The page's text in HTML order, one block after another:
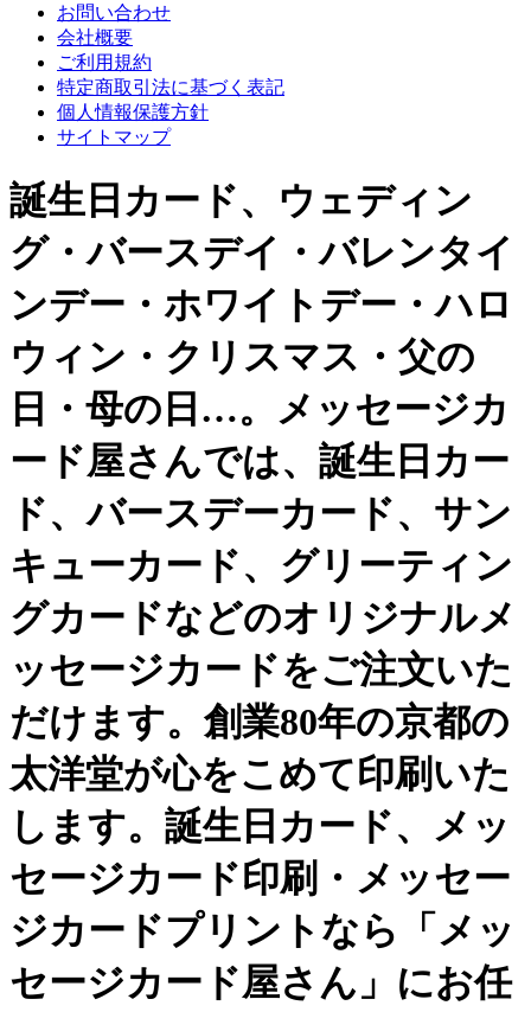
お問い合わせ
会社概要
ご利用規約
特定商取引法に基づく表記
個人情報保護方針
サイトマップ
誕生日カード、ウェディン
グ・バースデイ・バレンタイ
ンデー・ホワイトデー・ハロ
ウィン・クリスマス・父の
日・母の日…。メッセージカ
ード屋さんでは、誕生日カー
ド、バースデーカード、サン
キューカード、グリーティン
グカードなどのオリジナルメ
ッセージカードをご注文いた
だけます。創業80年の京都の
太洋堂が心をこめて印刷いた
します。誕生日カード、メッ
セージカード印刷・メッセー
ジカードプリントなら「メッ
セージカード屋さん」にお任